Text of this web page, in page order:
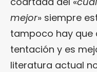
mejor» siempre
tampoco hay que
tentación y es
literatura actual